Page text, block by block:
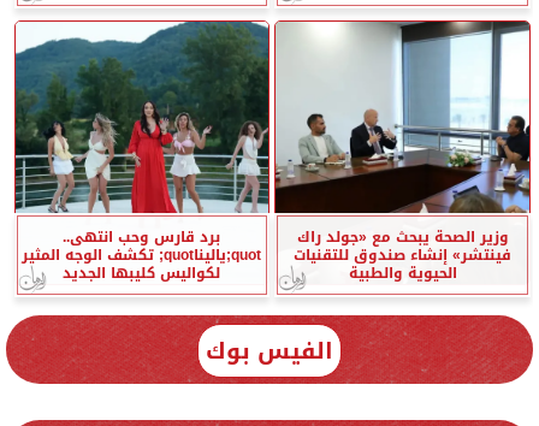
وزير الصحة يبحث مع «جولد راك
فينتشر» إنشاء صندوق للتقنيات
الحيوية والطبية
برد قارس وحب انتهى..
quot;ياليناquot; تكشف الوجه المثير
لكواليس كليبها الجديد
الفيس بوك